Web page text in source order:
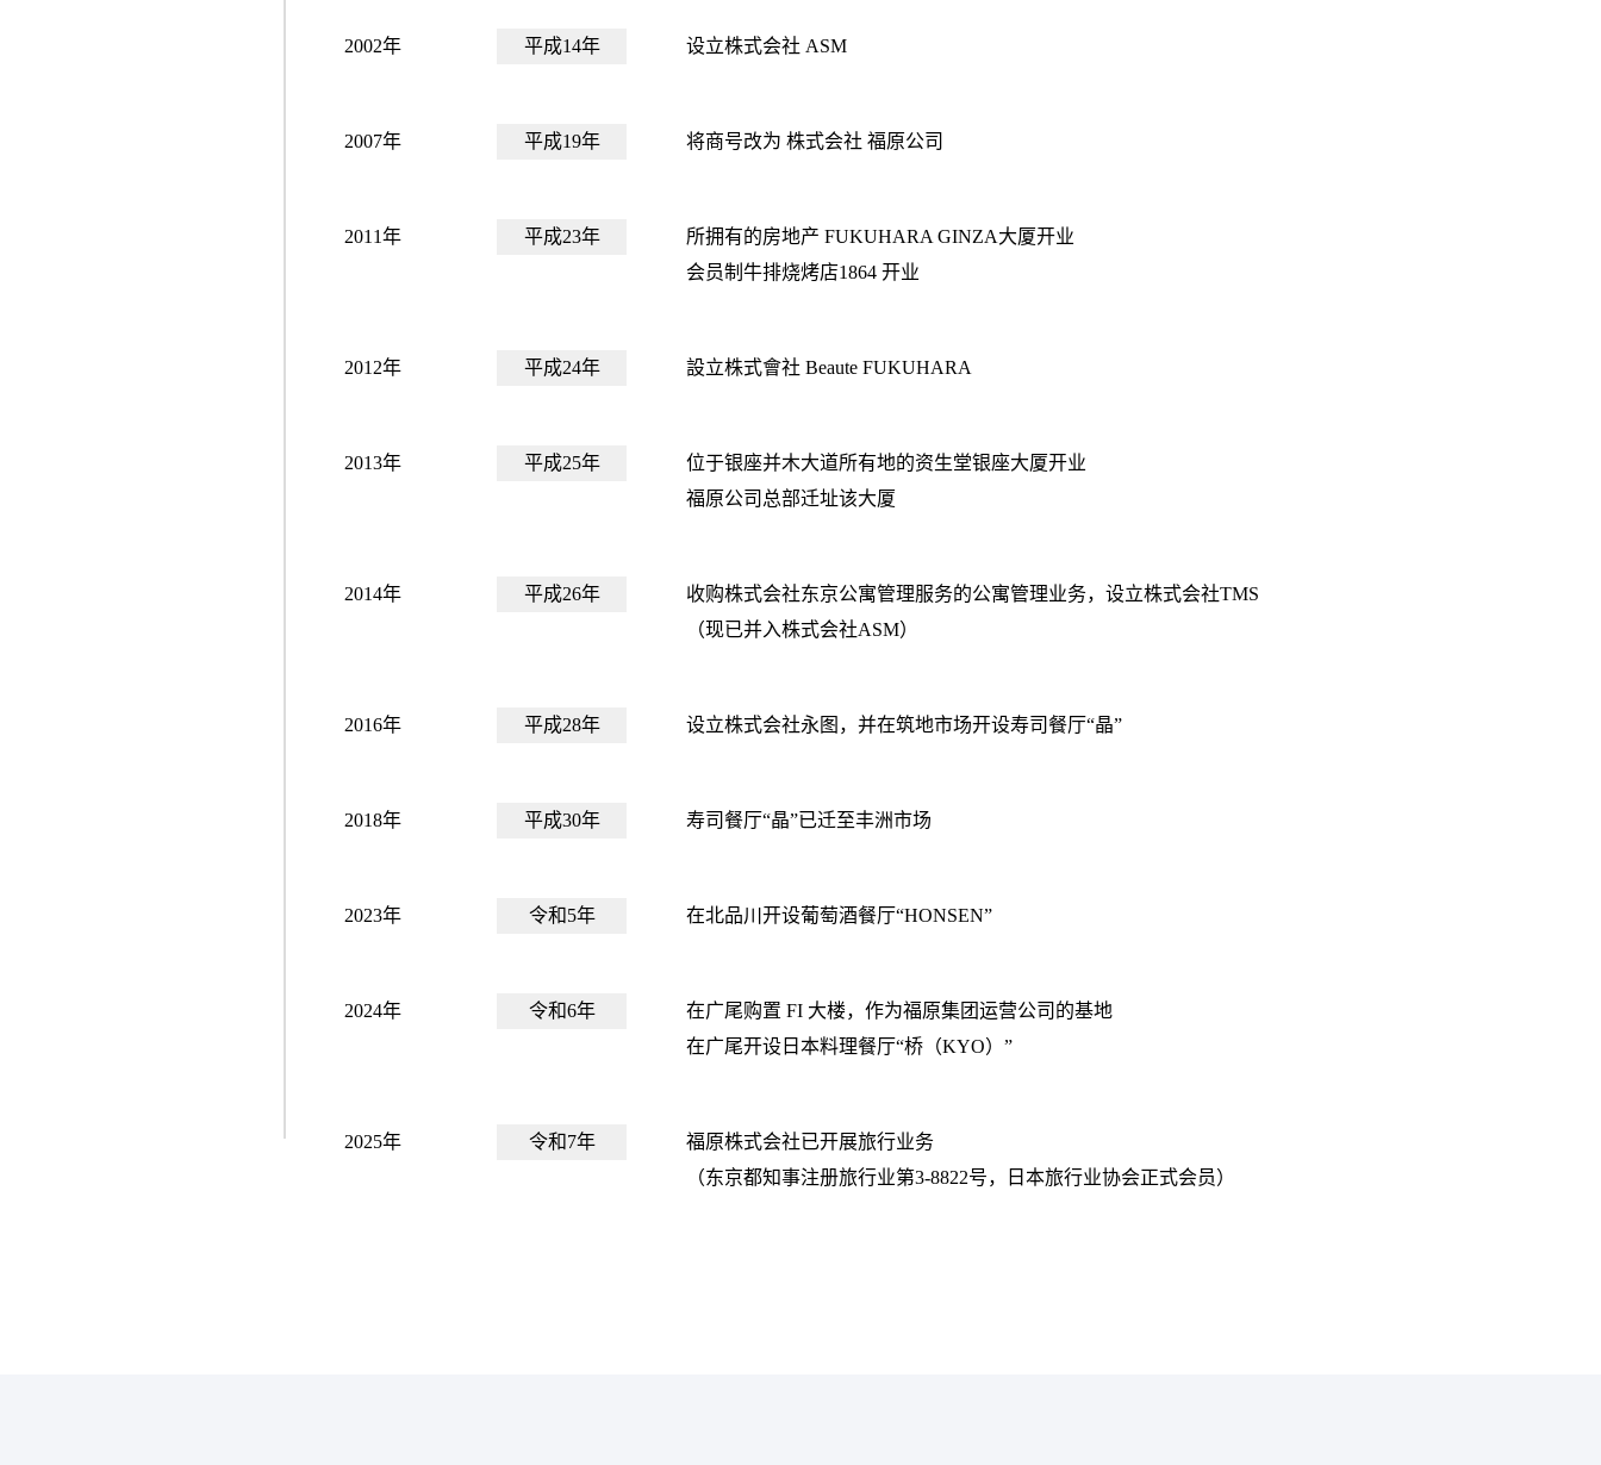
2002年 平成14年 设立株式会社 ASM
2007年 平成19年 将商号改为 株式会社 福原公司
2011年 平成23年
所拥有的房地产 FUKUHARA GINZA大厦开业
会员制牛排烧烤店1864 开业
2012年 平成24年 設立株式會社 Beaute FUKUHARA
2013年 平成25年
位于银座并木大道所有地的资生堂银座大厦开业
福原公司总部迁址该大厦
2014年 平成26年
收购株式会社东京公寓管理服务的公寓管理业务，设立株式会社TMS
（现已并入株式会社ASM）
2016年 平成28年 设立株式会社永图，并在筑地市场开设寿司餐厅“晶”
2018年 平成30年 寿司餐厅“晶”已迁至丰洲市场
2023年 令和5年 在北品川开设葡萄酒餐厅“HONSEN”
2024年 令和6年
在广尾购置 FI 大楼，作为福原集团运营公司的基地
在广尾开设日本料理餐厅“桥（KYO）”
2025年 令和7年
福原株式会社已开展旅行业务
（东京都知事注册旅行业第3-8822号，日本旅行业协会正式会员）